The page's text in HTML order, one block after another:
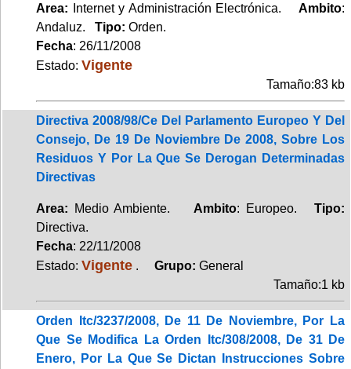
Area: Internet y Administración Electrónica. Ambito:
Andaluz. Tipo: Orden.
Fecha: 26/11/2008
Estado: Vigente
Tamaño:83 kb
Directiva 2008/98/Ce Del Parlamento Europeo Y Del
Consejo, De 19 De Noviembre De 2008, Sobre Los
Residuos Y Por La Que Se Derogan Determinadas
Directivas
Area: Medio Ambiente. Ambito: Europeo. Tipo:
Directiva.
Fecha: 22/11/2008
Estado: Vigente . Grupo: General
Tamaño:1 kb
Orden Itc/3237/2008, De 11 De Noviembre, Por La
Que Se Modifica La Orden Itc/308/2008, De 31 De
Enero, Por La Que Se Dictan Instrucciones Sobre